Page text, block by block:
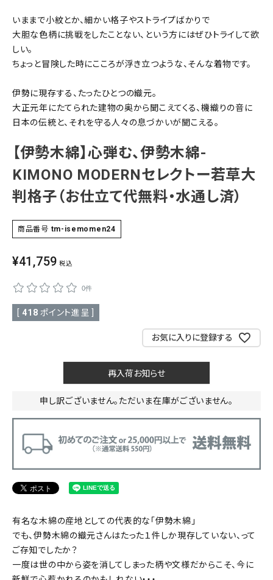
20,000-30,000円 30,000円以上
色から探す
新作・キャンペーン
SALE
帯結び動画
キモノ読ミモノ
SHOPPING GUIDE
ABOUT
いままで小紋とか、細かい格子やストライプばかりで
大胆な色柄に挑戦をしたことない、という方にはぜひトライして欲
しい。
ちょっと冒険した時にこころが浮き立つような、そんな着物です。
伊勢に現存する、たったひとつの織元。
大正元年にたてられた建物の奥から聞こえてくる、機織りの音に
日本の伝統と、それを守る人々の息づかいが聞こえる。
【伊勢木綿】心弾む、伊勢木綿-
KIMONO MODERNセレクトー若草大
判格子（お仕立て代無料・水通し済）
商品番号 tm-isemomen24
¥41,759 税込
0件
[ 418 ポイント進呈 ]
お気に入りに登録する
再入荷お知らせ
申し訳ございません。ただいま在庫がございません。
有名な木綿の産地としての代表的な「伊勢木綿」
でも、伊勢木綿の織元さんはたった１件しか現存していない、って
ご存知でしたか？
一度は世の中から姿を消してしまった柄や文様だからこそ、今に